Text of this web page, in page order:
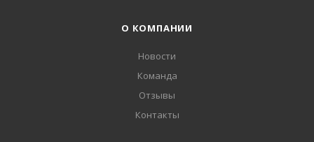
О КОМПАНИИ
Новости
Команда
Отзывы
Контакты